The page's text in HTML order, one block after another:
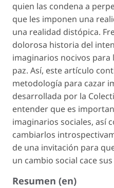
quien las condena a
que les imponen una
una realidad distópica.
dolorosa historia del
imaginarios nocivos
paz. Así, este artículo
metodología para cazar
desarrollada por la
entender que es
imaginarios sociales, así
cambiarlos
de una invitación para
un cambio social cace
Resumen (en)